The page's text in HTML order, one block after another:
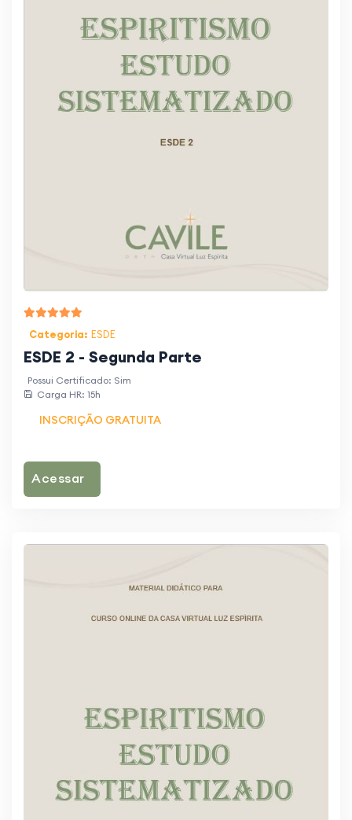
Categoria: ESDE
ESDE 2 - Segunda Parte
Possui Certificado: Sim
Carga HR: 15h
INSCRIÇÃO GRATUITA
Acessar